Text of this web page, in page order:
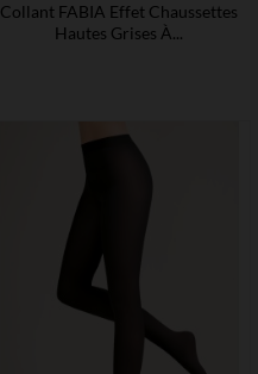
Collant FABIA Effet Chaussettes
Hautes Grises À...